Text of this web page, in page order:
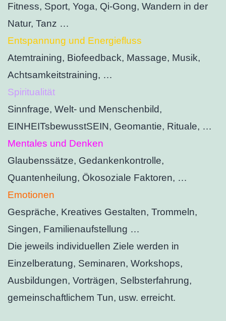
Fitness, Sport, Yoga, Qi-Gong, Wandern in der
Natur, Tanz …
Entspannung und Energiefluss
Atemtraining, Biofeedback, Massage, Musik,
Achtsamkeitstraining, …
Spiritualität
Sinnfrage, Welt- und Menschenbild,
EINHEITsbewusstSEIN, Geomantie, Rituale, …
Mentales und Denken
Glaubenssätze, Gedankenkontrolle,
Quantenheilung, Ökosoziale Faktoren, …
Emotionen
Gespräche, Kreatives Gestalten, Trommeln,
Singen, Familienaufstellung …
Die jeweils individuellen Ziele werden in
Einzelberatung, Seminaren, Workshops,
Ausbildungen, Vorträgen, Selbsterfahrung,
gemeinschaftlichem Tun, usw. erreicht.